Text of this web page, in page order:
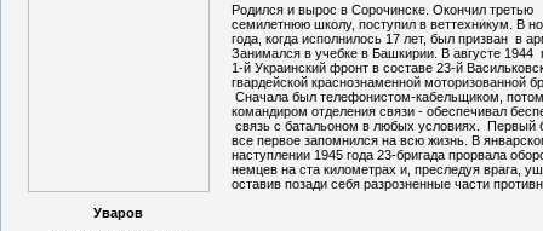
Уваров
Родился и вырос в Сорочинске. Окончил третью
семилетнюю школу, поступил в веттехникум. В
года, когда исполнилось 17 лет, был призван в
Занимался в учебке в Башкирии. В августе 1944
1-й Украинский фронт в составе 23-й
гвардейской краснознаменной моторизованной
Сначала был телефонистом-кабельщиком, потом
командиром отделения связи - обеспечивал
связь с батальоном в любых условиях. Первый
все первое запомнился на всю жизнь. В
наступлении 1945 года 23-бригада прорвала
немцев на ста километрах и, преследуя врага,
оставив позади себя разрозненные части